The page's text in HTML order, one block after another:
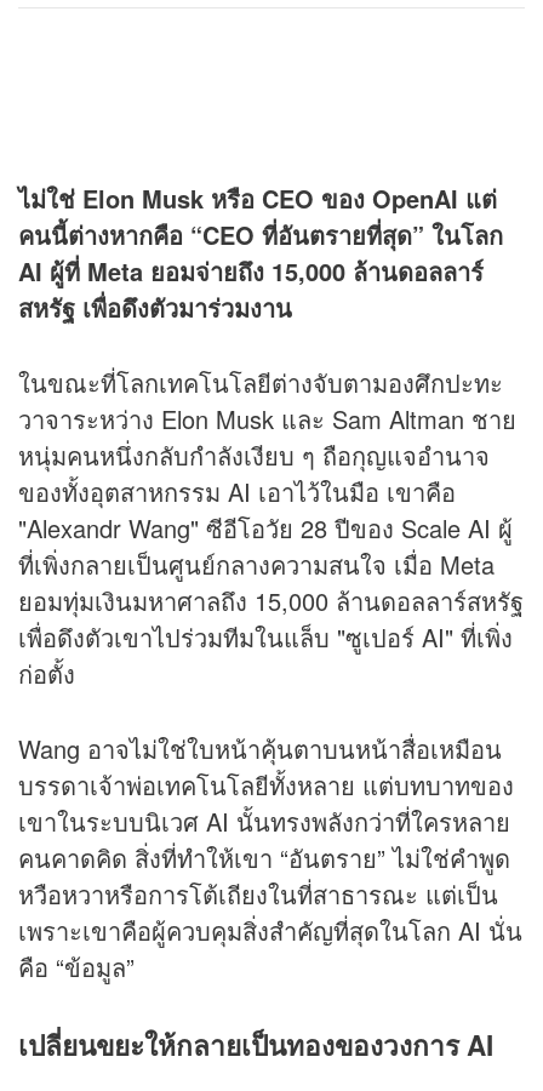
ไม่ใช่ Elon Musk หรือ CEO ของ OpenAI แต่
คนนี้ต่างหากคือ “CEO ที่อันตรายที่สุด” ในโลก
AI ผู้ที่ Meta ยอมจ่ายถึง 15,000 ล้านดอลลาร์
สหรัฐ เพื่อดึงตัวมาร่วมงาน
ในขณะที่โลกเทคโนโลยีต่างจับตามองศึกปะทะ
วาจาระหว่าง Elon Musk และ Sam Altman ชาย
หนุ่มคนหนึ่งกลับกำลังเงียบ ๆ ถือกุญแจอำนาจ
ของทั้งอุตสาหกรรม AI เอาไว้ในมือ เขาคือ
"Alexandr Wang" ซีอีโอวัย 28 ปีของ Scale AI ผู้
ที่เพิ่งกลายเป็นศูนย์กลางความสนใจ เมื่อ Meta
ยอมทุ่มเงินมหาศาลถึง 15,000 ล้านดอลลาร์สหรัฐ
เพื่อดึงตัวเขาไปร่วมทีมในแล็บ "ซูเปอร์ AI" ที่เพิ่ง
ก่อตั้ง
Wang อาจไม่ใช่ใบหน้าคุ้นตาบนหน้าสื่อเหมือน
บรรดาเจ้าพ่อเทคโนโลยีทั้งหลาย แต่บทบาทของ
เขาในระบบนิเวศ AI นั้นทรงพลังกว่าที่ใครหลาย
คนคาดคิด สิ่งที่ทำให้เขา “อันตราย” ไม่ใช่คำพูด
หวือหวาหรือการโต้เถียงในที่สาธารณะ แต่เป็น
เพราะเขาคือผู้ควบคุมสิ่งสำคัญที่สุดในโลก AI นั่น
คือ “ข้อมูล”
เปลี่ยนขยะให้กลายเป็นทองของวงการ AI